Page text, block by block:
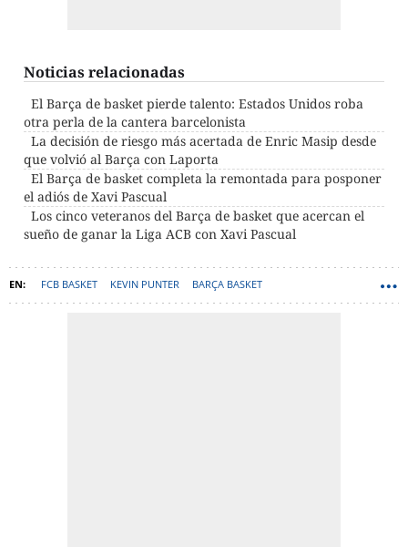
Noticias relacionadas
El Barça de basket pierde talento: Estados Unidos roba
otra perla de la cantera barcelonista
La decisión de riesgo más acertada de Enric Masip desde
que volvió al Barça con Laporta
El Barça de basket completa la remontada para posponer
el adiós de Xavi Pascual
Los cinco veteranos del Barça de basket que acercan el
sueño de ganar la Liga ACB con Xavi Pascual
FCB BASKET KEVIN PUNTER BARÇA BASKET